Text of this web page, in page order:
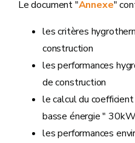
Le document "Annexe"
les critères
construction
les performances
de construction
le calcul du
basse énergie "
les performances